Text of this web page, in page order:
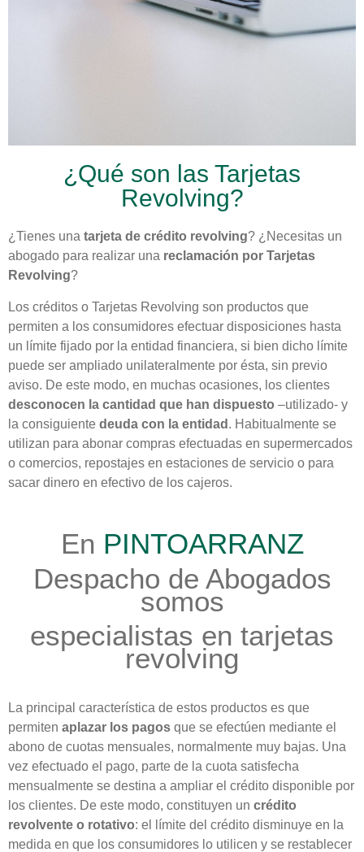
¿Qué son las Tarjetas
Revolving?
¿Tienes una tarjeta de crédito revolving? ¿Necesitas un
abogado para realizar una reclamación por Tarjetas
Revolving?
Los créditos o Tarjetas Revolving son productos que
permiten a los consumidores efectuar disposiciones hasta
un límite fijado por la entidad financiera, si bien dicho límite
puede ser ampliado unilateralmente por ésta, sin previo
aviso. De este modo, en muchas ocasiones, los clientes
desconocen la cantidad que han dispuesto –utilizado- y
la consiguiente deuda con la entidad . Habitualmente se
utilizan para abonar compras efectuadas en supermercados
o comercios, repostajes en estaciones de servicio o para
sacar dinero en efectivo de los cajeros.
En PINTOARRANZ
Despacho de Abogados
somos
especialistas en tarjetas
revolving
La principal característica de estos productos es que
permiten aplazar los pagos que se efectúen mediante el
abono de cuotas mensuales, normalmente muy bajas. Una
vez efectuado el pago, parte de la cuota satisfecha
mensualmente se destina a ampliar el crédito disponible por
los clientes. De este modo, constituyen un crédito
revolvente o rotativo: el límite del crédito disminuye en la
medida en que los consumidores lo utilicen y se restablecer